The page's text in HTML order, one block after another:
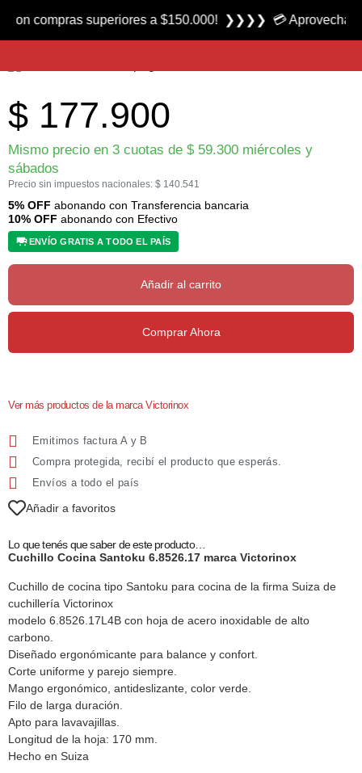
Producto nuevo
Cuchillo Cocina Santoku 6.8526.17 marca Victorinox
$ 177.900
Mismo precio en 3 cuotas de $59.300 miércoles y
sábados
Precio sin impuestos nacionales: $ 140.541
5% OFF abonando con Transferencia bancaria
10% OFF abonando con Efectivo
ENVÍO GRATIS A TODO EL PAÍS
Añadir al carrito
Comprar Ahora
Ver más productos de la marca Victorinox
Emitimos factura A y B
Compra protegida, recibí el producto que esperás.
Envíos a todo el país
Añadir a favoritos
Lo que tenés que saber de este producto…
Cuchillo Cocina Santoku 6.8526.17 marca Victorinox
Cuchillo de cocina tipo Santoku para cocina de la firma Suiza de
cuchillería Victorinox
modelo 6.8526.17L4B con hoja de acero inoxidable de alto
carbono.
Diseñado ergonómicante para balance y confort.
Corte uniforme y parejo siempre.
Mango ergonómico, antideslizante, color verde.
Filo de larga duración.
Apto para lavavajillas.
Longitud de la hoja: 170 mm.
Hecho en Suiza
superiores a $150.000! ❯❯❯❯ 💳 Aprovecha las 3